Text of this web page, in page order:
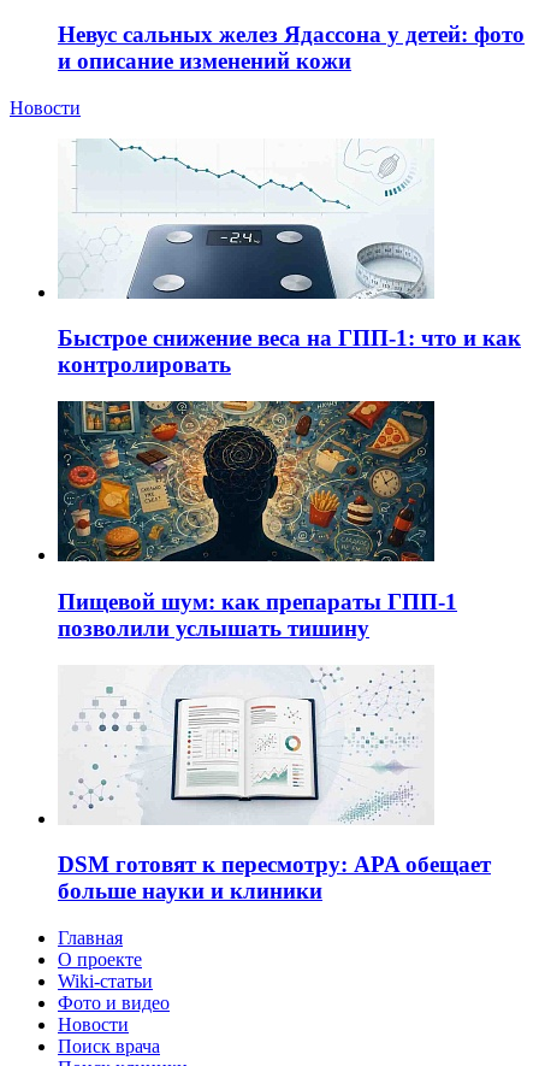
Невус сальных желез Ядассона у детей: фото
и описание изменений кожи
Новости
Быстрое снижение веса на ГПП-1: что и как
контролировать
Пищевой шум: как препараты ГПП-1
позволили услышать тишину
DSM готовят к пересмотру: APA обещает
больше науки и клиники
Главная
О проекте
Wiki-статьи
Фото и видео
Новости
Поиск врача